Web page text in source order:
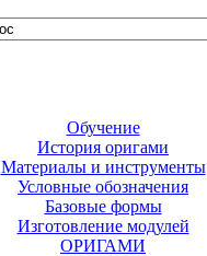
Обучение
История оригами
Материалы и инструменты
Условные обозначения
Базовые формы
Изготовление модулей
ОРИГАМИ